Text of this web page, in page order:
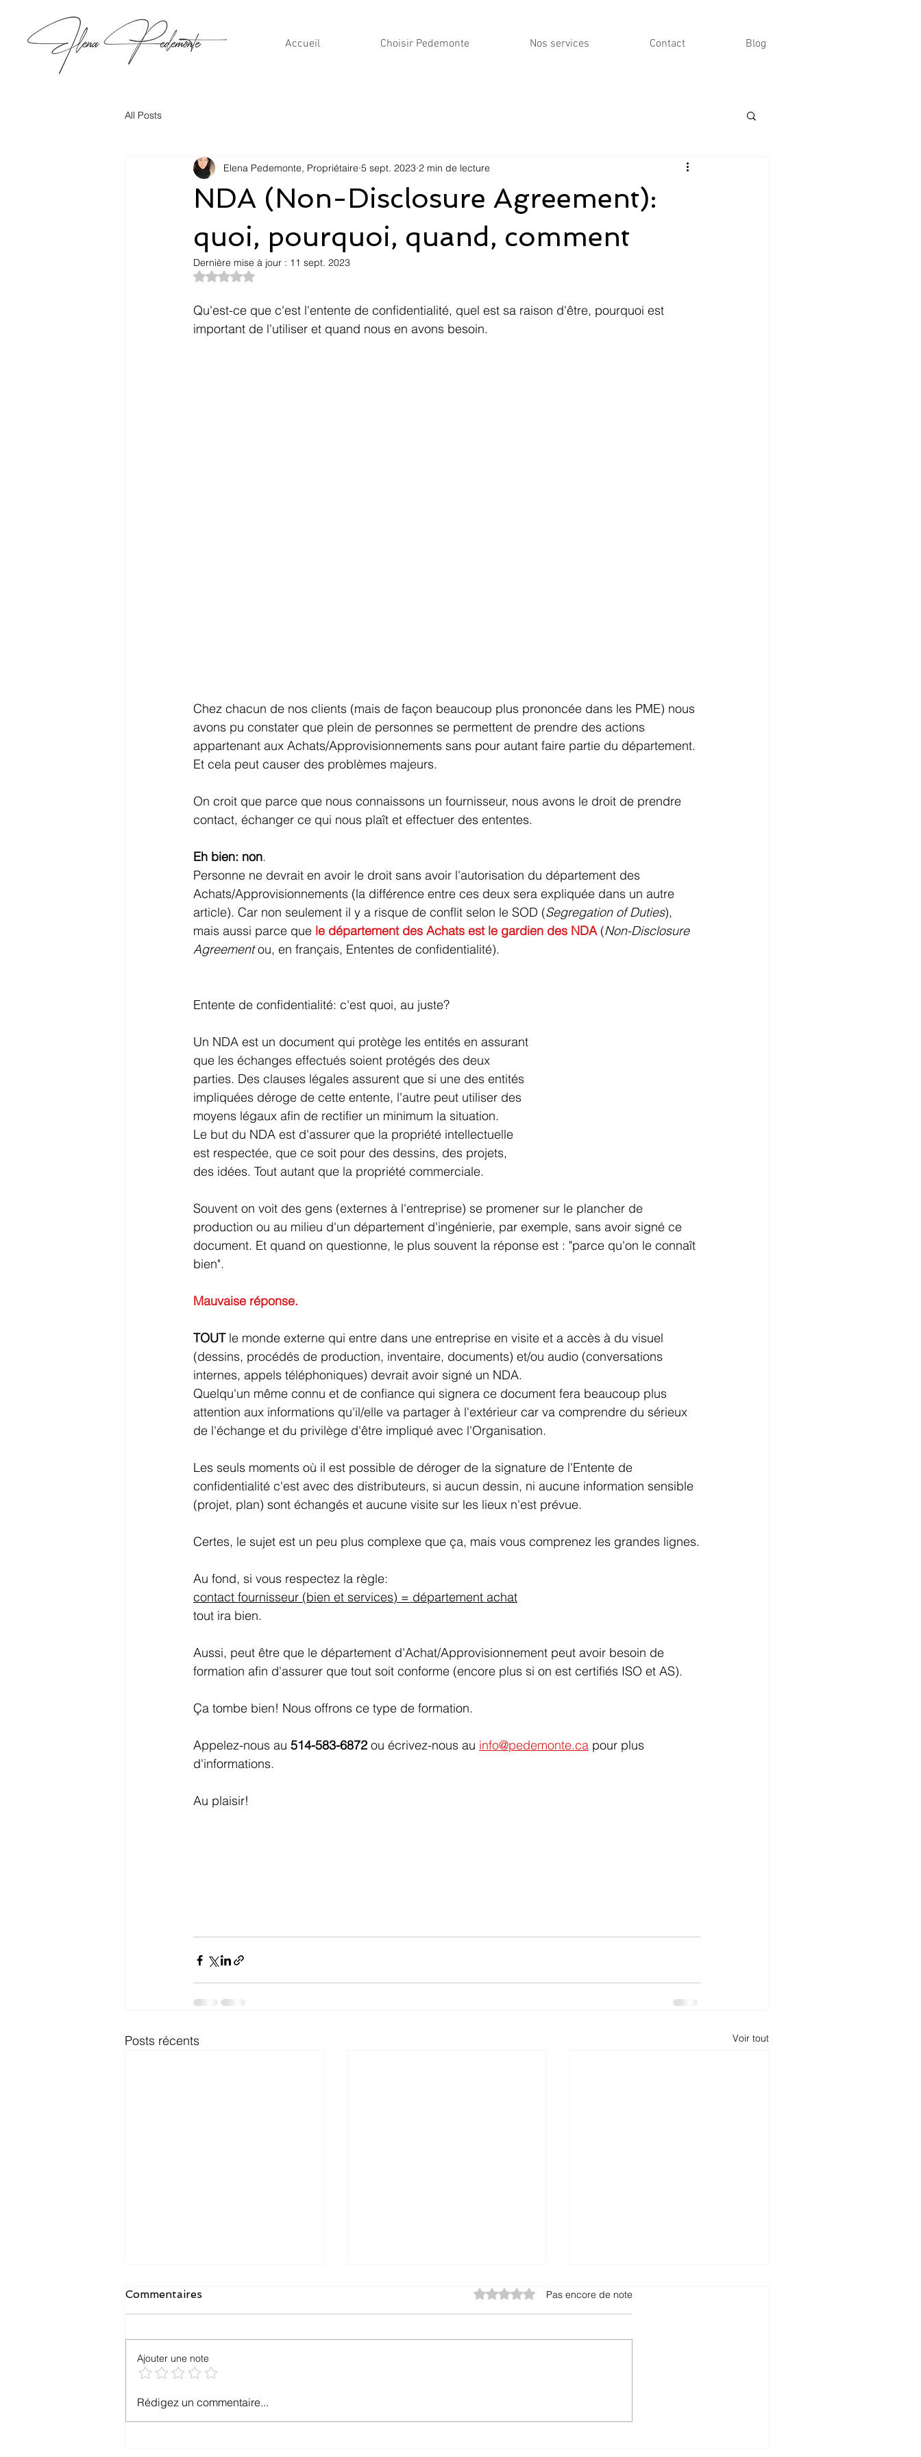
Accueil Choisir Pedemonte Nos services Contact Blog
All Posts
NDA (Non-Disclosure Agreement):
quoi, pourquoi, quand, comment
Elena Pedemonte, Propriétaire 5 sept. 2023 2 min de lecture
Dernière mise à jour : 11 sept. 2023
Noté NaN étoiles sur 5.
Qu'est-ce que c'est l'entente de confidentialité, quel est sa raison d'être, pourquoi est
important de l'utiliser et quand nous en avons besoin.
Chez chacun de nos clients (mais de façon beaucoup plus prononcée dans les PME) nous
avons pu constater que plein de personnes se permettent de prendre des actions
appartenant aux Achats/Approvisionnements sans pour autant faire partie du département.
Et cela peut causer des problèmes majeurs.
On croit que parce que nous connaissons un fournisseur, nous avons le droit de prendre
contact, échanger ce qui nous plaît et effectuer des ententes.
Eh bien: non.
Personne ne devrait en avoir le droit sans avoir l'autorisation du département des
Achats/Approvisionnements (la différence entre ces deux sera expliquée dans un autre
article). Car non seulement il y a risque de conflit selon le SOD (Segregation of Duties),
mais aussi parce que le département des Achats est le gardien des NDA (Non-Disclosure
Agreement ou, en français, Ententes de confidentialité).
Entente de confidentialité: c'est quoi, au juste?
Un NDA est un document qui protège les entités en assurant
que les échanges effectués soient protégés des deux
parties. Des clauses légales assurent que si une des entités
impliquées déroge de cette entente, l'autre peut utiliser des
moyens légaux afin de rectifier un minimum la situation.
Le but du NDA est d'assurer que la propriété intellectuelle
est respectée, que ce soit pour des dessins, des projets,
des idées. Tout autant que la propriété commerciale.
Souvent on voit des gens (externes à l'entreprise) se promener sur le plancher de
production ou au milieu d'un département d'ingénierie, par exemple, sans avoir signé ce
document. Et quand on questionne, le plus souvent la réponse est : "parce qu'on le connaît
bien".
Mauvaise réponse.
TOUT le monde externe qui entre dans une entreprise en visite et a accès à du visuel
(dessins, procédés de production, inventaire, documents) et/ou audio (conversations
internes, appels téléphoniques) devrait avoir signé un NDA.
Quelqu'un même connu et de confiance qui signera ce document fera beaucoup plus
attention aux informations qu'il/elle va partager à l'extérieur car va comprendre du sérieux
de l'échange et du privilège d'être impliqué avec l'Organisation.
Les seuls moments où il est possible de déroger de la signature de l'Entente de
confidentialité c'est avec des distributeurs, si aucun dessin, ni aucune information sensible
(projet, plan) sont échangés et aucune visite sur les lieux n'est prévue.
Certes, le sujet est un peu plus complexe que ça, mais vous comprenez les grandes lignes.
Au fond, si vous respectez la règle:
contact fournisseur (bien et services) = département achat
tout ira bien.
Aussi, peut être que le département d'Achat/Approvisionnement peut avoir besoin de
formation afin d'assurer que tout soit conforme (encore plus si on est certifiés ISO et AS).
Ça tombe bien! Nous offrons ce type de formation.
Appelez-nous au 514-583-6872 ou écrivez-nous au info@pedemonte.ca pour plus
d'informations.
Au plaisir!
Posts récents Voir tout
Anticiper les Risques
Géopolitiques dans les Flux
Commentaires Noté 0 étoile sur 5.Pas encore de note
Ajouter une note
Rédigez un commentaire...